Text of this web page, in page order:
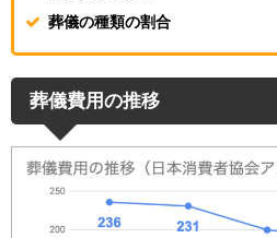
葬儀の種類の割合
葬儀費用の推移